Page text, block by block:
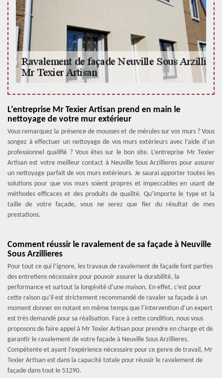
L’entreprise Mr Texier Artisan prend en main le
nettoyage de votre mur extérieur
Vous remarquez la présence de mousses et de mérules sur vos murs ? Vous
songez à effectuer un nettoyage de vos murs extérieurs avec l’aide d’un
professionnel qualifié ? Vous êtes sur le bon site. L’entreprise Mr Texier
Artisan est votre meilleur contact à Neuville Sous Arzillieres pour assurer
un nettoyage parfait de vos murs extérieurs. Je saurai apporter toutes les
solutions pour que vos murs soient propres et impeccables en usant de
méthodes efficaces et des produits de qualité. Qu’importe le type et la
taille de votre façade, vous ne serez que fier du résultat de mes
prestations.
Comment réussir le ravalement de sa façade à Neuville
Sous Arzillieres
Pour tout ce qui l’ignore, les travaux de ravalement de façade font parties
des entretiens nécessaire pour pouvoir assurer la durabilité, la
performance et surtout la longévité d’une maison. En effet, c’est pour
cette raison qu’il est strictement recommandé de ravaler sa façade à un
moment donner en notant en même temps que l’intervention d’un expert
est très demandé pour sa réalisation. Face à cette condition, nous vous
proposons de faire appel à Mr Texier Artisan pour prendre en charge et de
garantir le ravalement de votre façade à Neuville Sous Arzillieres.
Compétente et ayant l’expérience nécessaire pour ce genre de travail, Mr
Texier Artisan est dans la capacité totale pour réussir le ravalement de
façade dans tout le 51290.